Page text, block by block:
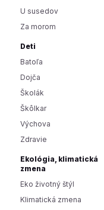
U susedov
Za morom
Deti
Batoľa
Dojča
Školák
Škôlkar
Výchova
Zdravie
Ekológia, klimatická
zmena
Eko životný štýl
Klimatická zmena